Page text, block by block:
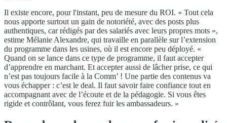
Il existe encore, pour l'instant, peu de mesure du ROI. « Tout cela
nous apporte surtout un gain de notoriété, avec des posts plus
authentiques, car rédigés par des salariés avec leurs propres mots »,
estime Mélanie Alexandre, qui travaille en parallèle sur l’extension
du programme dans les usines, où il est encore peu déployé. «
Quand on se lance dans ce type de programme, il faut accepter
d’apprendre en marchant. Et accepter aussi de lâcher prise, ce qui
n’est pas toujours facile à la Comm’ ! Une partie des contenus va
vous échapper : c’est le deal. Il faut savoir faire confiance tout en
accompagnant avec de l’écoute et de la pédagogie. Si vous êtes
rigide et contrôlant, vous ferez fuir les ambassadeurs. »